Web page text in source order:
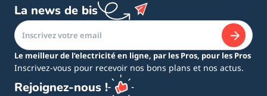
La news de bis
Le meilleur de l’electricité en ligne, par les Pros, pour les Pros
Inscrivez-vous pour recevoir nos bons plans et nos actus.
Rejoignez-nous !